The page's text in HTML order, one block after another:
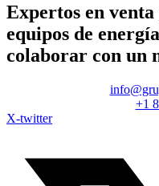
Expertos en
equipos de
colaborar con un
+1
X-twitter